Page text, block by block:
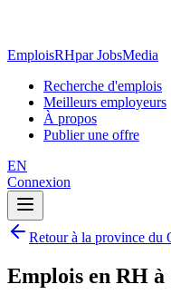
EmploisRHpar JobsMedia
Recherche d'emplois
Meilleurs employeurs
À propos
Publier une offre
EN
Connexion
Retour à la province du
Emplois en RH